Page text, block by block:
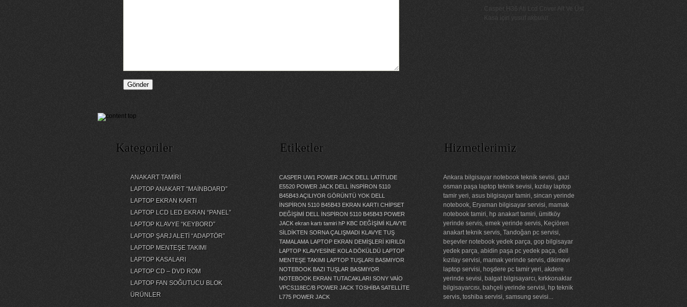
Casper H36 Ati Lcd Cover Alt Ve Üst
Kasa
için yusuf akbulut
Kategoriler
ANAKART TAMİRİ
LAPTOP ANAKART “MAİNBOARD”
LAPTOP EKRAN KARTI
LAPTOP LCD LED EKRAN “PANEL”
LAPTOP KLAVYE “KEYBORD”
LAPTOP ŞARJ ALETİ “ADAPTÖR”
LAPTOP MENTEŞE TAKIMI
LAPTOP KASALARI
LAPTOP CD – DVD ROM
LAPTOP FAN SOĞUTUCU BLOK
ÜRÜNLER
Etiketler
CASPER UW1 POWER JACK DELL LATİTUDE
E5520 POWER JACK DELL İNSPİRON 5110
B45B43 AÇILIYOR GÖRÜNTÜ YOK DELL
İNSPİRON 5110 B45B43 EKRAN KARTI CHİPSET
DEĞİŞİMİ
DELL İNSPİRON 5110 B45B43 POWER
JACK ekran kartı tamiri hP KBC DEĞİŞİMİ
KLAVYE
SİLDİKTEN SORNA ÇALIŞMADI
KLAVYE TUŞ
TAMALAMA
LAPTOP EKRAN DEMİŞLERİ KIRILDI
LAPTOP KLAVYESİNE KOLA DÖKÜLDÜ
LAPTOP
MENTEŞE TAKIMI
LAPTOP TUŞLARI BASMIYOR
NOTEBOOK BAZI TUŞLAR BASMIYOR
NOTEBOOK EKRAN TUTACAKLARI SONY VAİO
VPCS118EC/B POWER JACK TOSHİBA SATELLİTE
L775 POWER JACK
Hizmetlerimiz
Ankara bilgisayar notebook teknik sevisi, gazi
osman paşa laptop teknik sevisi, kızılay laptop
tamir yeri, asus bilgisayar tamiri, sincan yerinde
notebook, Eryaman bilgisayar servisi, mamak
notebook tamiri, hp anakart tamiri, ümitköy
yerinde servis, emek yerinde servis, Keçiören
anakart teknik servis, Tandoğan pc servisi,
beşevler notebook yedek parça, gop bilgisayar
yedek parça, abidin paşa pc yedek paça, dell
kızılay servisi, mamak yerinde servis, dikimevi
laptop servisi, hoşdere pc tamir yeri, akdere
yerinde sevisi, balgat bilgisayarcı, kırkkonaklar
bilgisayarcısı, bahçeli yerinde servisi, hp teknik
servis, toshiba servisi, samsung sevisi...